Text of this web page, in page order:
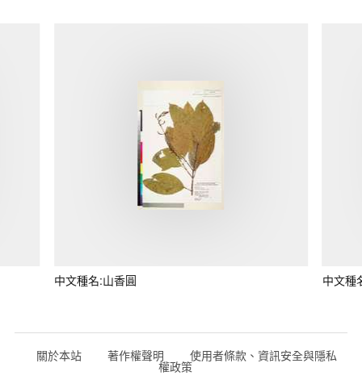
中文種名:山香圓 中文種
關於本站 著作權聲明 使用者條款、資訊安全與隱私
權政策